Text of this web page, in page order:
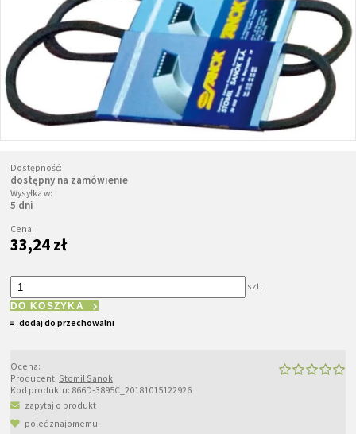
Dostępność:
dostępny na zamówienie
Wysyłka w:
5 dni
Cena:
33,24 zł
szt.
DO KOSZYKA
dodaj do przechowalni
Ocena:
Producent: Stomil Sanok
Kod produktu: 866D-3895C_20181015122926
zapytaj o produkt
poleć znajomemu